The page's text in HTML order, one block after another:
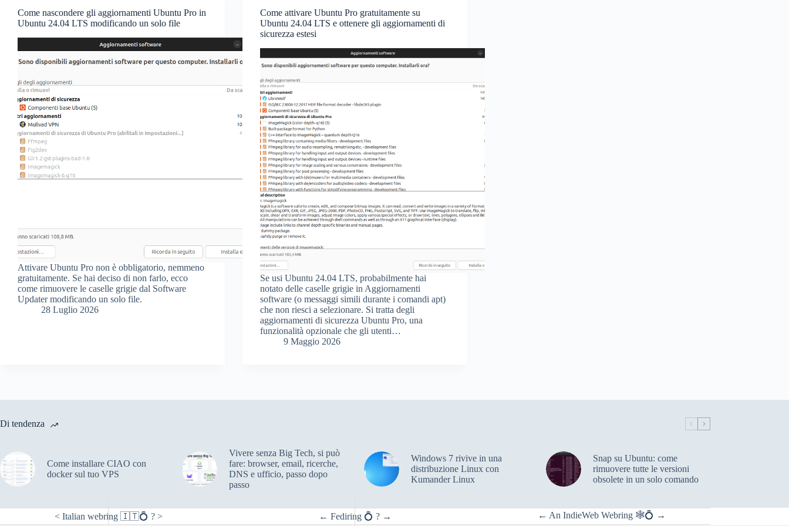
Come nascondere gli aggiornamenti Ubuntu Pro in
Ubuntu 24.04 LTS modificando un solo file
Attivare Ubuntu Pro non è obbligatorio, nemmeno
gratuitamente. Se hai deciso di non farlo, ecco
come rimuovere le caselle grigie dal Software
Updater modificando un solo file.
28 Luglio 2026
Come attivare Ubuntu Pro gratuitamente su
Ubuntu 24.04 LTS e ottenere gli aggiornamenti di
sicurezza estesi
Se usi Ubuntu 24.04 LTS, probabilmente hai
notato delle caselle grigie in Aggiornamenti
software (o messaggi simili durante i comandi apt)
che non riesci a selezionare. Si tratta degli
aggiornamenti di sicurezza Ubuntu Pro, una
funzionalità opzionale che gli utenti…
9 Maggio 2026
Di tendenza
Come installare CIAO con
docker sul tuo VPS
Vivere senza Big Tech, si può
fare: browser, email, ricerche,
DNS e ufficio, passo dopo
passo
Windows 7 rivive in una
distribuzione Linux con
Kumander Linux
Snap su Ubuntu: come
rimuovere tutte le versioni
obsolete in un solo comando
< Italian webring 🇮🇹💍 ? > ← Fediring 💍 ? → ← An IndieWeb Webring🕸💍 →